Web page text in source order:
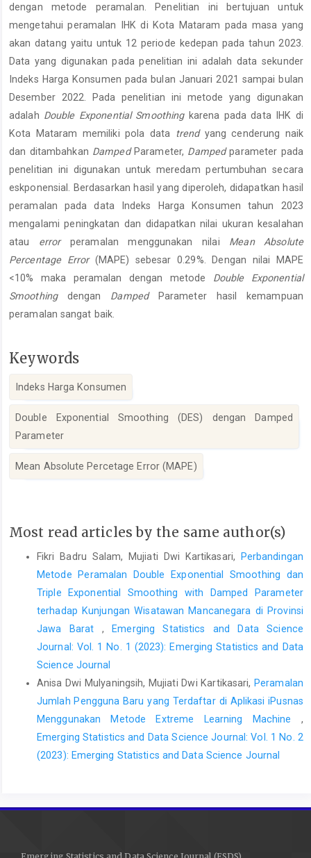
dengan metode peramalan. Penelitian ini bertujuan untuk
mengetahui peramalan IHK di Kota Mataram pada masa yang
akan datang yaitu untuk 12 periode kedepan pada tahun 2023.
Data yang digunakan pada penelitian ini adalah data sekunder
Indeks Harga Konsumen pada bulan Januari 2021 sampai bulan
Desember 2022. Pada penelitian ini metode yang digunakan
adalah Double Exponential Smoothingkarena pada data IHK di
Kota Mataram memiliki pola data
trend yang cenderung naik
dan ditambahkan DampedParameter, Dampedparameter pada
penelitian ini digunakan untuk meredam pertumbuhan secara
eskponensial. Berdasarkan hasil yang diperoleh, didapatkan hasil
peramalan pada data Indeks Harga Konsumen tahun 2023
mengalami peningkatan dan didapatkan nilai ukuran kesalahan
atau errorperamalan menggunakan nilai Mean Absolute
Percentage Error (MAPE) sebesar 0.29%. Dengan nilai MAPE
<10% maka peramalan dengan metode Double Exponential
Smoothingdengan DampedParameter hasil kemampuan
peramalan sangat baik.
Keywords
Indeks Harga Konsumen
Double Exponential Smoothing (DES) dengan Damped
Parameter
Mean Absolute Percetage Error (MAPE)
Most read articles by the same author(s)
Fikri Badru Salam, Mujiati Dwi Kartikasari, Perbandingan
Metode Peramalan Double Exponential Smoothing dan
Triple Exponential Smoothing with Damped Parameter
terhadap Kunjungan Wisatawan Mancanegara di Provinsi
Jawa Barat ,Emerging Statistics and Data Science
Journal: Vol. 1 No. 1 (2023): Emerging Statistics and Data
Science Journal
Anisa Dwi Mulyaningsih, Mujiati Dwi Kartikasari,Peramalan
Jumlah Pengguna Baru yang Terdaftar di Aplikasi iPusnas
Menggunakan Metode Extreme Learning Machine ,
Emerging Statistics and Data Science Journal: Vol. 1 No. 2
(2023): Emerging Statistics and Data Science Journal